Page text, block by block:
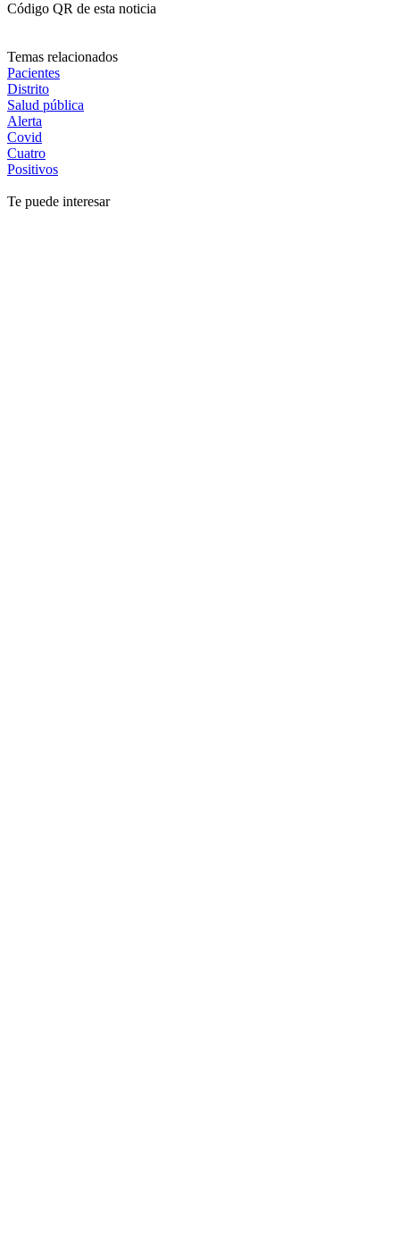
Código QR de esta noticia
Temas relacionados
Pacientes
Distrito
Salud pública
Alerta
Covid
Cuatro
Positivos
Te puede interesar